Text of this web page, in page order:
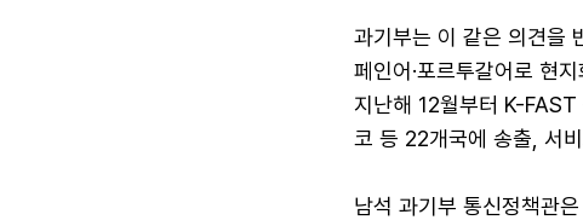
과기부는 이 같은 의견을
페인어·포르투갈어로 현
지난해 12월부터 K-FAST
코 등 22개국에 송출, 서
남석 과기부 통신정책관